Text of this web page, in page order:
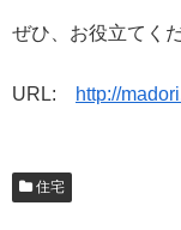
ぜひ、お役立てく
URL: http://
住宅